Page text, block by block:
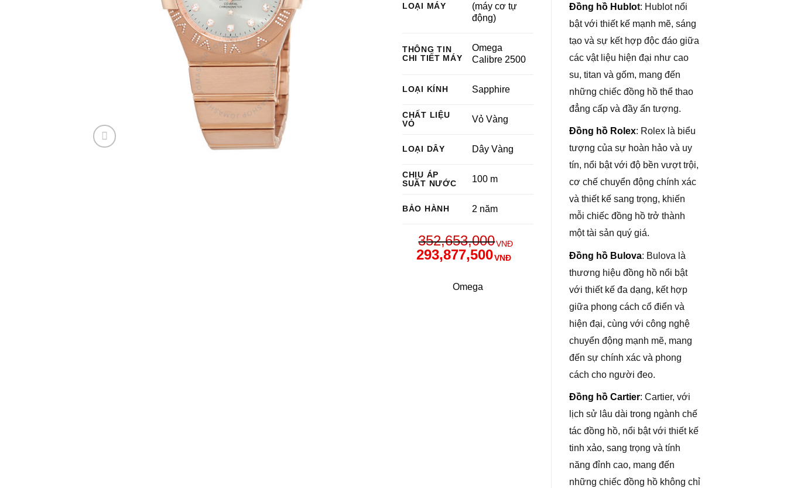
LOẠI MÁY
(máy cơ tự
động)
THÔNG TIN
CHI TIẾT MÁY
Omega
Calibre 2500
LOẠI KÍNH Sapphire
CHẤT LIỆU
VỎ
Vỏ Vàng
LOẠI DÂY Dây Vàng
CHỊU ÁP
SUẤT NƯỚC
100 m
BẢO HÀNH 2 năm
352,653,000VNĐ
293,877,500VNĐ
Omega
Đồng hồ Hublot: Hublot nổi
bật với thiết kế mạnh mẽ, sáng
tạo và sự kết hợp độc đáo giữa
các vật liệu hiện đại như cao
su, titan và gốm, mang đến
những chiếc đồng hồ thể thao
đẳng cấp và đầy ấn tượng.
Đồng hồ Rolex: Rolex là biểu
tượng của sự hoàn hảo và uy
tín, nổi bật với độ bền vượt trội,
cơ chế chuyển động chính xác
và thiết kế sang trọng, khiến
mỗi chiếc đồng hồ trở thành
một tài sản quý giá.
Đồng hồ Bulova: Bulova là
thương hiệu đồng hồ nổi bật
với thiết kế đa dạng, kết hợp
giữa phong cách cổ điển và
hiện đại, cùng với công nghệ
chuyển động mạnh mẽ, mang
đến sự chính xác và phong
cách cho người đeo.
Đồng hồ Cartier: Cartier, với
lịch sử lâu dài trong ngành chế
tác đồng hồ, nổi bật với thiết kế
tinh xảo, sang trọng và tính
năng đỉnh cao, mang đến
những chiếc đồng hồ không chỉ